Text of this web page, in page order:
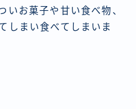
お菓子や甘い食べ物、
しまい食べてしまいま